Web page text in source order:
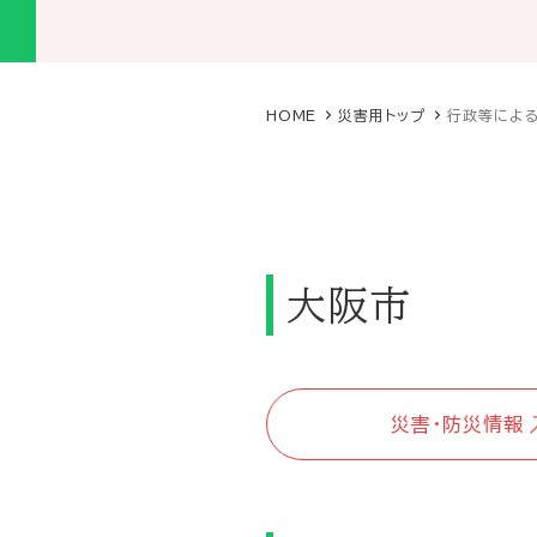
HOME 災害用トップ 行政等によ
大阪市
災害・防災情報